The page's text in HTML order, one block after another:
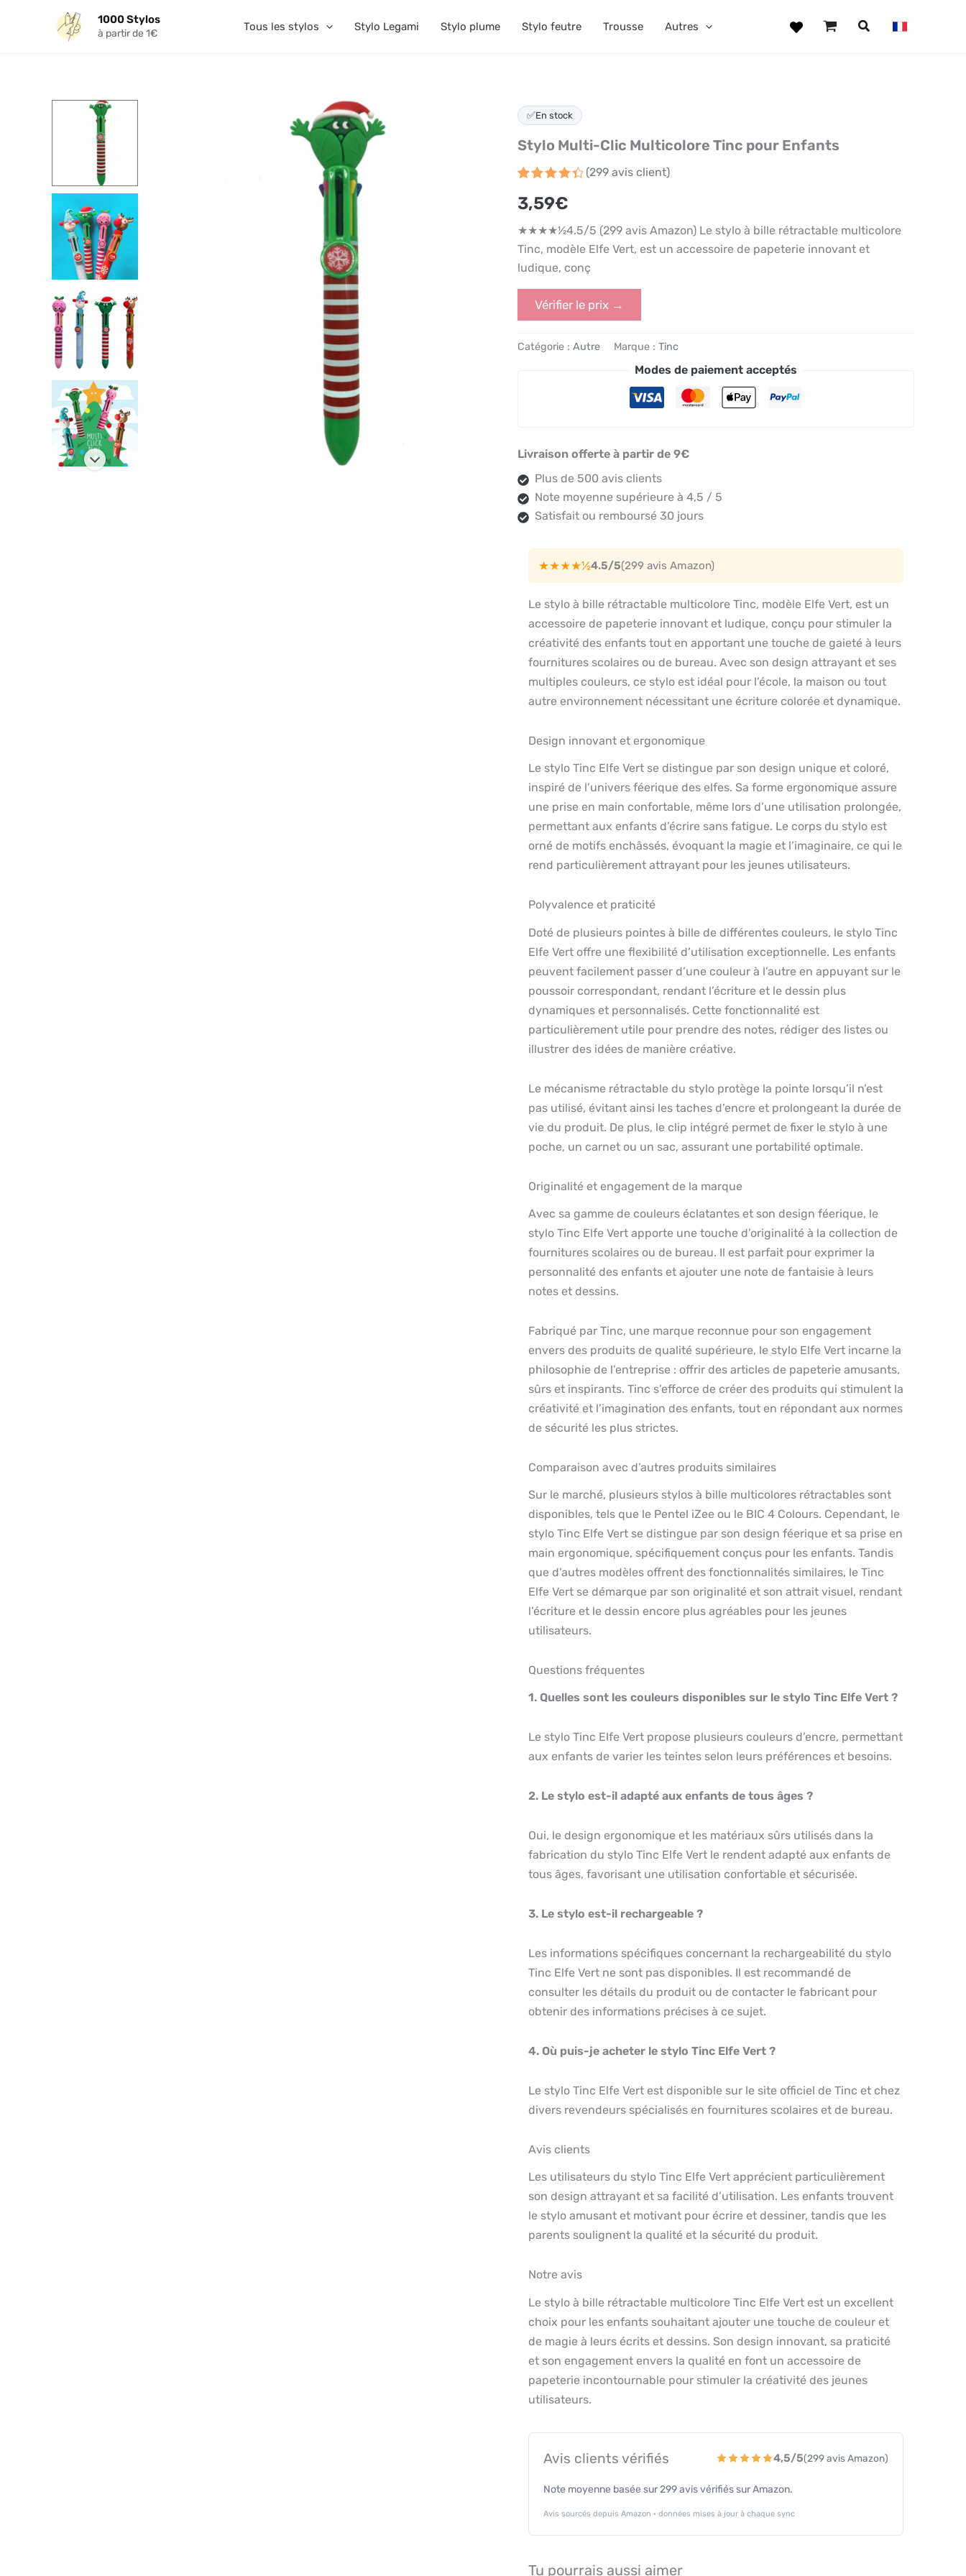
1000 Stylos
à partir de 1€ Tous les stylos Stylo Legami Stylo plume Stylo feutre Trousse Autres
✅En stock
Stylo Multi-Clic Multicolore Tinc pour Enfants
sur 5
basé
sur
notations
client
(299 avis client)
3,59€
★★★★½4.5/5 (299 avis Amazon) Le stylo à bille rétractable multicolore
Tinc, modèle Elfe Vert, est un accessoire de papeterie innovant et
ludique, conç
Vérifier le prix →
Catégorie : Autre Marque : Tinc
Modes de paiement acceptés
Livraison offerte à partir de 9€
Plus de 500 avis clients
Note moyenne supérieure à 4,5 / 5
Satisfait ou remboursé 30 jours
★★★★½4.5/5(299 avis Amazon)
Le stylo à bille rétractable multicolore Tinc, modèle Elfe Vert, est un
accessoire de papeterie innovant et ludique, conçu pour stimuler la
créativité des enfants tout en apportant une touche de gaieté à leurs
fournitures scolaires ou de bureau. Avec son design attrayant et ses
multiples couleurs, ce stylo est idéal pour l’école, la maison ou tout
autre environnement nécessitant une écriture colorée et dynamique.
Design innovant et ergonomique
Le stylo Tinc Elfe Vert se distingue par son design unique et coloré,
inspiré de l’univers féerique des elfes. Sa forme ergonomique assure
une prise en main confortable, même lors d’une utilisation prolongée,
permettant aux enfants d’écrire sans fatigue. Le corps du stylo est
orné de motifs enchâssés, évoquant la magie et l’imaginaire, ce qui le
rend particulièrement attrayant pour les jeunes utilisateurs.
Polyvalence et praticité
Doté de plusieurs pointes à bille de différentes couleurs, le stylo Tinc
Elfe Vert offre une flexibilité d’utilisation exceptionnelle. Les enfants
peuvent facilement passer d’une couleur à l’autre en appuyant sur le
poussoir correspondant, rendant l’écriture et le dessin plus
dynamiques et personnalisés. Cette fonctionnalité est
particulièrement utile pour prendre des notes, rédiger des listes ou
illustrer des idées de manière créative.
Le mécanisme rétractable du stylo protège la pointe lorsqu’il n’est
pas utilisé, évitant ainsi les taches d’encre et prolongeant la durée de
vie du produit. De plus, le clip intégré permet de fixer le stylo à une
poche, un carnet ou un sac, assurant une portabilité optimale.
Originalité et engagement de la marque
Avec sa gamme de couleurs éclatantes et son design féerique, le
stylo Tinc Elfe Vert apporte une touche d’originalité à la collection de
fournitures scolaires ou de bureau. Il est parfait pour exprimer la
personnalité des enfants et ajouter une note de fantaisie à leurs
notes et dessins.
Fabriqué par Tinc, une marque reconnue pour son engagement
envers des produits de qualité supérieure, le stylo Elfe Vert incarne la
philosophie de l’entreprise : offrir des articles de papeterie amusants,
sûrs et inspirants. Tinc s’efforce de créer des produits qui stimulent la
créativité et l’imagination des enfants, tout en répondant aux normes
de sécurité les plus strictes.
Comparaison avec d’autres produits similaires
Sur le marché, plusieurs stylos à bille multicolores rétractables sont
disponibles, tels que le Pentel iZee ou le BIC 4 Colours. Cependant, le
stylo Tinc Elfe Vert se distingue par son design féerique et sa prise en
main ergonomique, spécifiquement conçus pour les enfants. Tandis
que d’autres modèles offrent des fonctionnalités similaires, le Tinc
Elfe Vert se démarque par son originalité et son attrait visuel, rendant
l’écriture et le dessin encore plus agréables pour les jeunes
utilisateurs.
Questions fréquentes
1. Quelles sont les couleurs disponibles sur le stylo Tinc Elfe Vert ?
Le stylo Tinc Elfe Vert propose plusieurs couleurs d’encre, permettant
aux enfants de varier les teintes selon leurs préférences et besoins.
2. Le stylo est-il adapté aux enfants de tous âges ?
Oui, le design ergonomique et les matériaux sûrs utilisés dans la
fabrication du stylo Tinc Elfe Vert le rendent adapté aux enfants de
tous âges, favorisant une utilisation confortable et sécurisée.
3. Le stylo est-il rechargeable ?
Les informations spécifiques concernant la rechargeabilité du stylo
Tinc Elfe Vert ne sont pas disponibles. Il est recommandé de
consulter les détails du produit ou de contacter le fabricant pour
obtenir des informations précises à ce sujet.
4. Où puis-je acheter le stylo Tinc Elfe Vert ?
Le stylo Tinc Elfe Vert est disponible sur le site officiel de Tinc et chez
divers revendeurs spécialisés en fournitures scolaires et de bureau.
Avis clients
Les utilisateurs du stylo Tinc Elfe Vert apprécient particulièrement
son design attrayant et sa facilité d’utilisation. Les enfants trouvent
le stylo amusant et motivant pour écrire et dessiner, tandis que les
parents soulignent la qualité et la sécurité du produit.
Notre avis
Le stylo à bille rétractable multicolore Tinc Elfe Vert est un excellent
choix pour les enfants souhaitant ajouter une touche de couleur et
de magie à leurs écrits et dessins. Son design innovant, sa praticité
et son engagement envers la qualité en font un accessoire de
papeterie incontournable pour stimuler la créativité des jeunes
utilisateurs.
Avis clients vérifiés 4,5/5(299 avis Amazon)
Note moyenne basée sur 299 avis vérifiés sur Amazon.
Avis sourcés depuis Amazon · données mises à jour à chaque sync
Tu pourrais aussi aimer